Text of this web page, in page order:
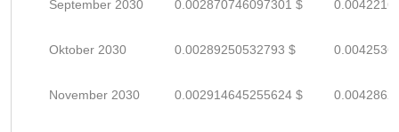
September 2030 0.002870746097301 $
Oktober 2030 0.00289250532793 $
November 2030 0.002914645255624 $